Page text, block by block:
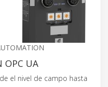
OPC UA
el nivel de campo hasta